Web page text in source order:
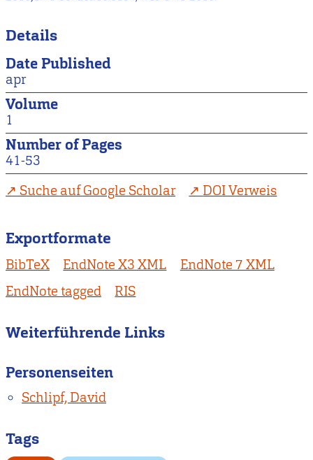
Details
Date Published
apr
Volume
1
Number of Pages
41-53
Suche auf Google Scholar
DOI Verweis
Exportformate
BibTeX EndNote X3 XML
EndNote 7 XML
EndNote tagged
RIS
Weiterführende Links
Personenseiten
Schlipf, David
Tags